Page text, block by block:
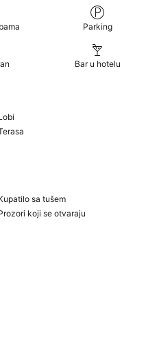
Parking
Bar u hotelu
sa tušem
koji se otvaraju